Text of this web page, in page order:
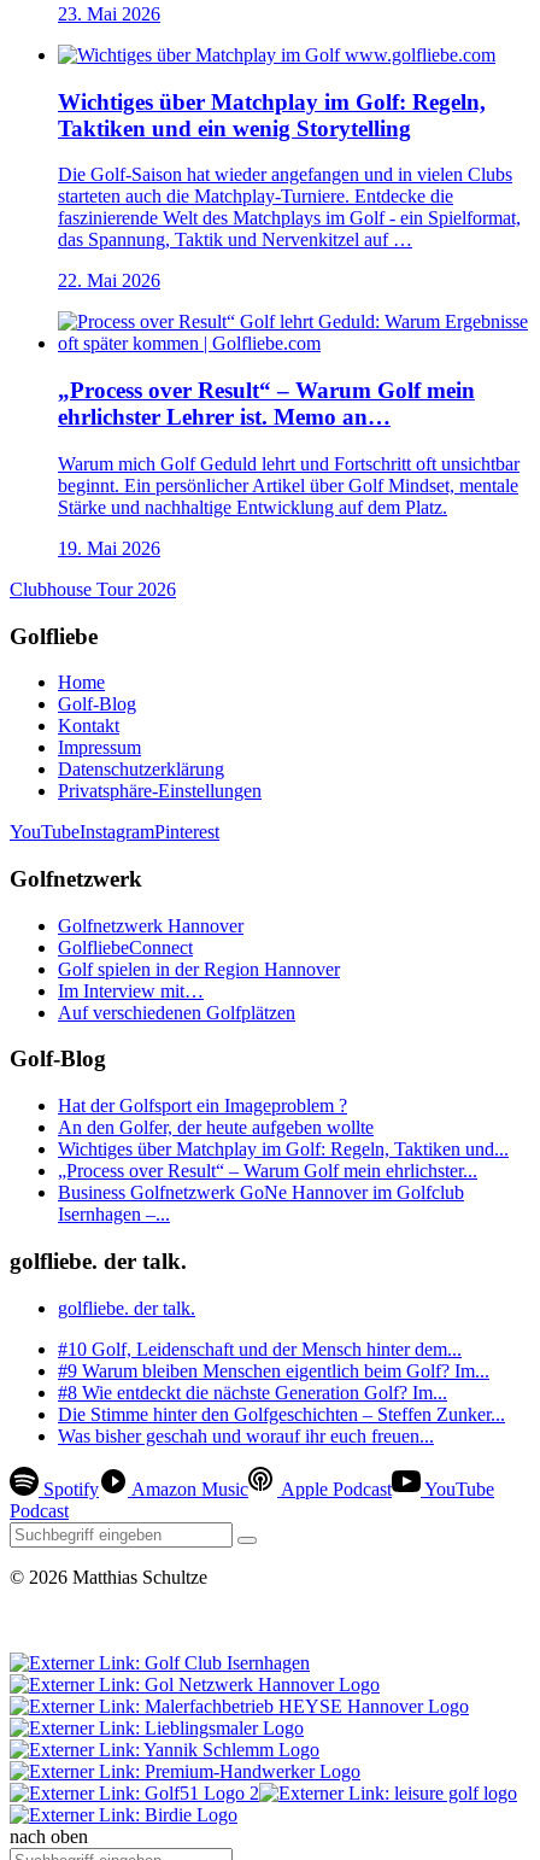
23. Mai 2026
Wichtiges über Matchplay im Golf: Regeln,
Taktiken und ein wenig Storytelling
Die Golf-Saison hat wieder angefangen und in vielen Clubs
starteten auch die Matchplay-Turniere. Entdecke die
faszinierende Welt des Matchplays im Golf - ein Spielformat,
das Spannung, Taktik und Nervenkitzel auf …
22. Mai 2026
„Process over Result“ – Warum Golf mein
ehrlichster Lehrer ist. Memo an…
Warum mich Golf Geduld lehrt und Fortschritt oft unsichtbar
beginnt. Ein persönlicher Artikel über Golf Mindset, mentale
Stärke und nachhaltige Entwicklung auf dem Platz.
19. Mai 2026
Clubhouse Tour 2026
Golfliebe
Home
Golf-Blog
Kontakt
Impressum
Datenschutzerklärung
Privatsphäre-Einstellungen
YouTubeInstagramPinterest
Golfnetzwerk
Golfnetzwerk Hannover
GolfliebeConnect
Golf spielen in der Region Hannover
Im Interview mit…
Auf verschiedenen Golfplätzen
Golf-Blog
Hat der Golfsport ein Imageproblem ?
An den Golfer, der heute aufgeben wollte
Wichtiges über Matchplay im Golf: Regeln, Taktiken und...
„Process over Result“ – Warum Golf mein ehrlichster...
Business Golfnetzwerk GoNe Hannover im Golfclub
Isernhagen –...
golfliebe. der talk.
golfliebe. der talk.
#10 Golf, Leidenschaft und der Mensch hinter dem...
#9 Warum bleiben Menschen eigentlich beim Golf? Im...
#8 Wie entdeckt die nächste Generation Golf? Im...
Die Stimme hinter den Golfgeschichten – Steffen Zunker...
Was bisher geschah und worauf ihr euch freuen...
Spotify Amazon Music Apple Podcast
YouTube
Podcast
© 2026 Matthias Schultze
nach oben